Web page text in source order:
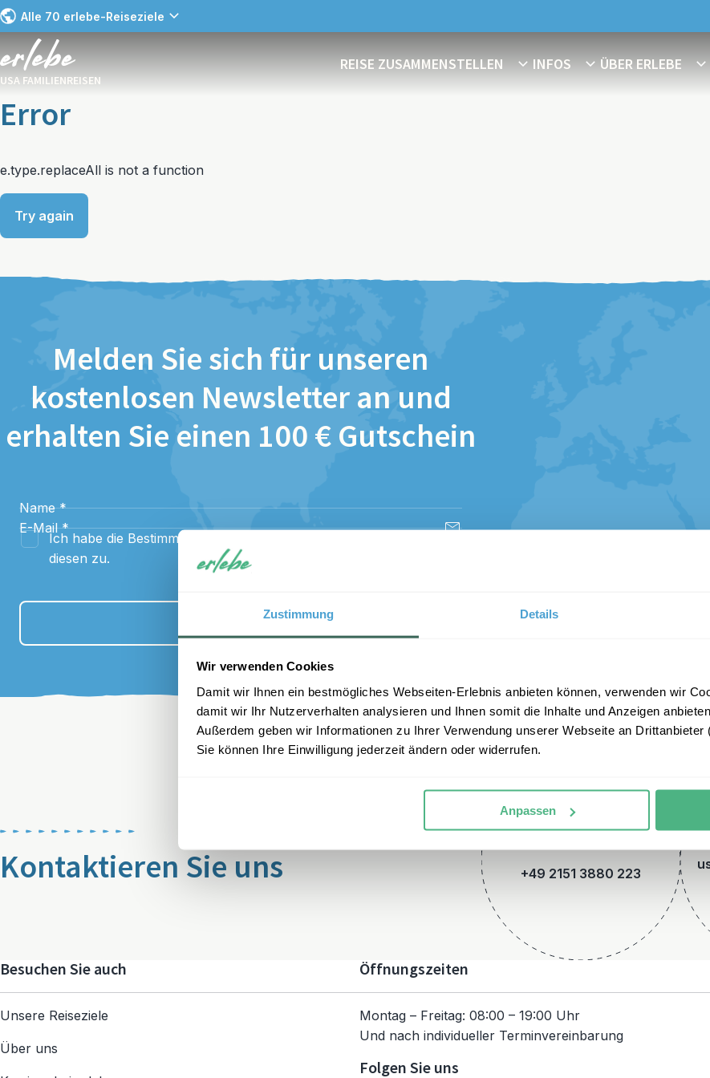
Zustimmung Details
Wir verwenden Cookies
Damit wir Ihnen ein bestmögliches Webseiten-Erlebnis anbieten können, verwenden wir
damit wir Ihr Nutzerverhalten analysieren und Ihnen somit die Inhalte und Anzeigen
Außerdem geben wir Informationen zu Ihrer Verwendung unserer Webseite an
Sie können Ihre Einwilligung jederzeit ändern oder widerrufen.
Anpassen
Alle 70 erlebe-Reiseziele
USA FAMILIENREISEN
REISE ZUSAMMENSTELLEN INFOS ÜBER ERLEBE
Error
e.type.replaceAll is not a function
Try again
Melden Sie sich für unseren
kostenlosen Newsletter an und
erhalten Sie einen 100 € Gutschein
Name *
E-Mail *
Ich habe die Bestimmungen zum
diesen zu.
Anmelden
Kontaktieren Sie uns
Telefon
+49 2151 3880 223
Besuchen Sie auch
Unsere Reiseziele
Über uns
Öffnungszeiten
Montag – Freitag: 08:00 – 19:00 Uhr
Und nach individueller Terminvereinbarung
Folgen Sie uns